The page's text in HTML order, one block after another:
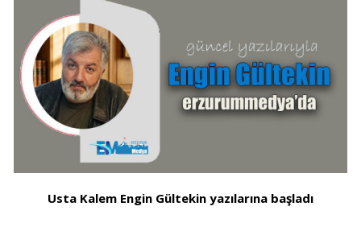
Usta Kalem Engin Gültekin yazılarına başladı